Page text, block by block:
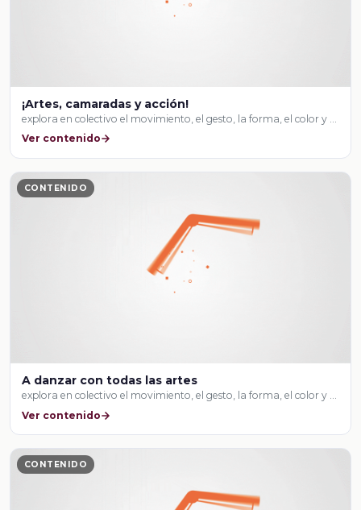
¡Artes, camaradas y acción!
explora en colectivo el movimiento, el gesto, la forma, el color y …
Ver contenido
CONTENIDO
A danzar con todas las artes
explora en colectivo el movimiento, el gesto, la forma, el color y …
Ver contenido
CONTENIDO